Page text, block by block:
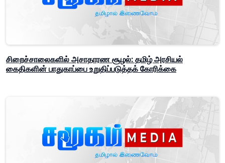
சிறைச்சாலைகளில் அசாதாரண சூழல்: தமிழ் அரசியல்
கைதிகளின் பாதுகாப்பை உறுதிப்படுத்தக் கோரிக்கை